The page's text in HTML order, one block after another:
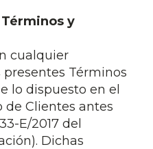
y
cualquier
Términos
lo dispuesto en el
de Clientes antes
E/2017 del
Dichas